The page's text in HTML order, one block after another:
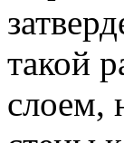
такой
слоем,